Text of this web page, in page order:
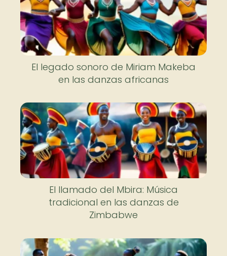
El legado sonoro de Miriam Makeba
en las danzas africanas
El llamado del Mbira: Música
tradicional en las danzas de
Zimbabwe